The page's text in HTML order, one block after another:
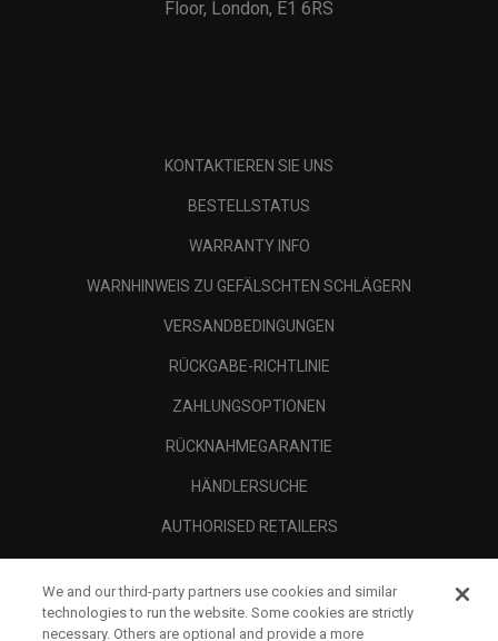
Floor, London, E1 6RS
KONTAKTIEREN SIE UNS
BESTELLSTATUS
WARRANTY INFO
WARNHINWEIS ZU GEFÄLSCHTEN SCHLÄGERN
VERSANDBEDINGUNGEN
RÜCKGABE-RICHTLINIE
ZAHLUNGSOPTIONEN
RÜCKNAHMEGARANTIE
HÄNDLERSUCHE
AUTHORISED RETAILERS
UNTERNEHMENSPROFIL
We and our third-party partners use cookies and similar
technologies to run the website. Some cookies are strictly
necessary. Others are optional and provide a more